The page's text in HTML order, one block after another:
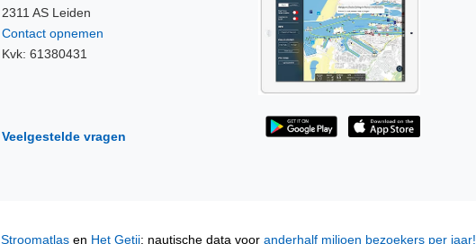
2311 AS Leiden
Contact opnemen
Kvk: 61380431
Veelgestelde vragen
Stroomatlas en Het Getij: nautische data voor anderhalf miljoen bezoekers per jaar!